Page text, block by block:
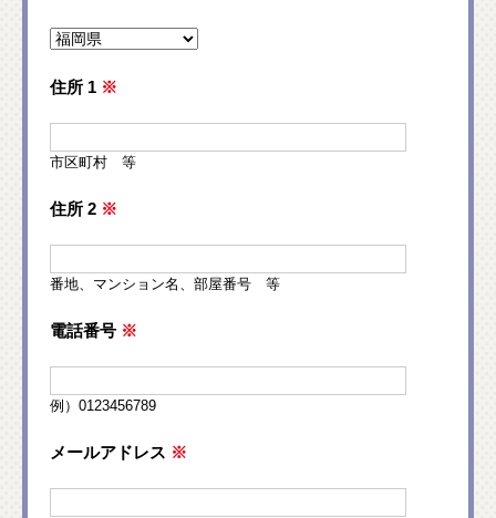
住所 1 ※
市区町村 等
住所 2 ※
番地、マンション名、部屋番号 等
電話番号 ※
例）0123456789
メールアドレス ※